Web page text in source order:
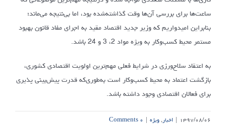
ساعت‌ها برای بررسی آن‌ها وقت گذاشته‌شده بود، اما بی‌نتیجه می‌ماند؛
بنابراین امیدواریم که وزیر جدید اقتصاد مقید به اجرای مفاد قانون بهبود
مستمر محیط کسب‌وکار به ویژه مواد 2، 3 و 24 باشد.
به اعتقاد سلاح‌ورزی در شرایط فعلی مهم‌ترین اولویت اقتصادی کشوری،
بازگشت اعتماد به محیط کسب‌وکار است به‌طوری‌که قدرت پیش‌بینی پذیری
برای فعالان اقتصادی وجود داشته باشد.
۱۳۹۷/۰۸/۰۶ | اخبار,ویژه | ۰ Comments